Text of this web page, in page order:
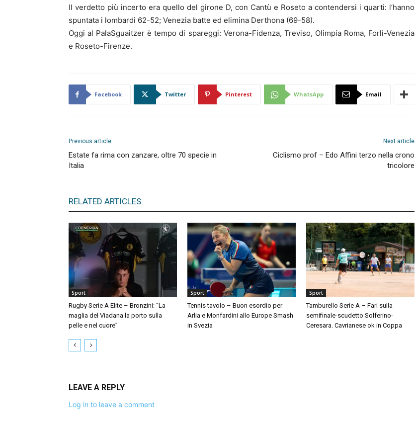
Il verdetto più incerto era quello del girone D, con Cantù e Roseto a contendersi i quarti: l’hanno
spuntata i lombardi 62-52; Venezia batte ed elimina Derthona (69-58).
Oggi al PalaSguaitzer è tempo di spareggi: Verona-Fidenza, Treviso, Olimpia Roma, Forlì-Venezia
e Roseto-Firenze.
Facebook Twitter Pinterest WhatsApp Email
Previous article
Estate fa rima con zanzare, oltre 70 specie in
Italia
Next article
Ciclismo prof – Edo Affini terzo nella crono
tricolore
RELATED ARTICLES
Sport
Rugby Serie A Elite – Bronzini: “La
maglia del Viadana la porto sulla
pelle e nel cuore”
Sport
Tennis tavolo – Buon esordio per
Arlia e Monfardini allo Europe Smash
in Svezia
Sport
Tamburello Serie A – Fari sulla
semifinale-scudetto Solferino-
Ceresara. Cavrianese ok in Coppa
LEAVE A REPLY
Log in to leave a comment